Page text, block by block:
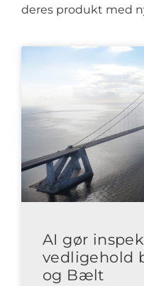
deres produkt med
AI gør
vedligehold
og Bælt